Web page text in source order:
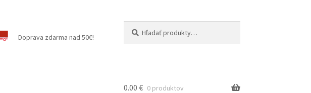
Doprava zdarma nad 50€!
0.00 € 0 produktov